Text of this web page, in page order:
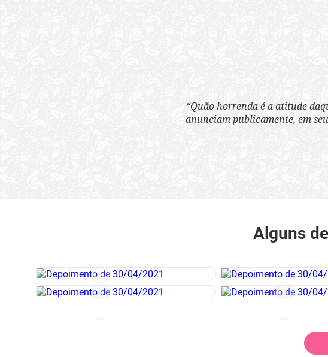
“Quão horrenda é a atitude
anunciam publicamente, em
Alguns